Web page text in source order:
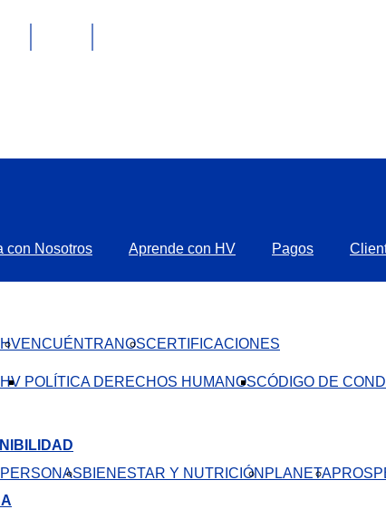
con Nosotros Aprende con HV Pagos
ENCUÉNTRANOSCERTIFICACIONES
POLÍTICA DERECHOS HUMANOSCÓDIGO DE
PERSONASBIENESTAR Y NUTRICIÓN PLANETA